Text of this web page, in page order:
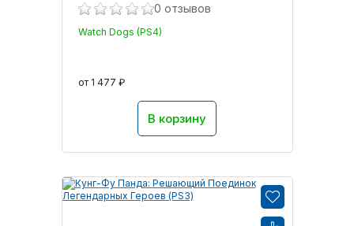
0 отзывов
Watch Dogs (PS4)
от 1 477 ₽
В корзину